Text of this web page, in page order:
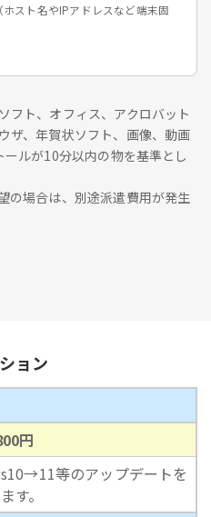
（ホスト名やIPアドレスなど端末固
ト、オフィス、アクロバット
ザ、年賀状ソフト、画像、動画
ルが10分以内の物を基準とし
の場合は、別途派遣費用が発生
ョン
円
等のアップデートを
す。